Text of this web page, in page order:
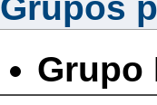
Grupo